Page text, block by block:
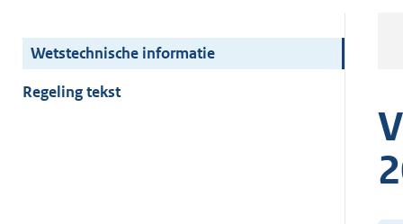
Wetstechnische informatie
Regeling tekst